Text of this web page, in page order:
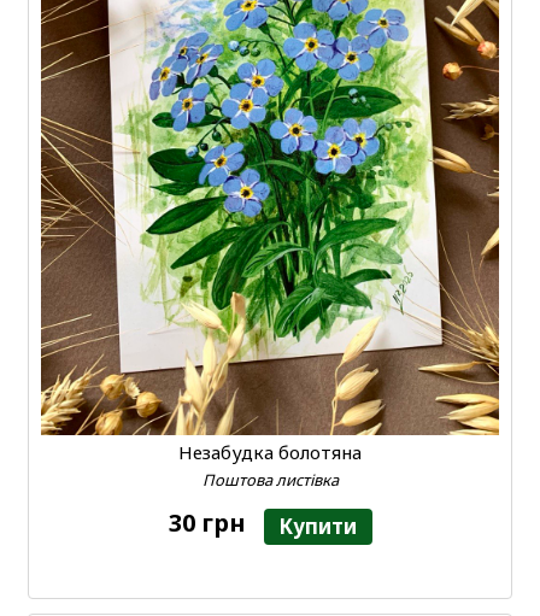
Незабудка болотяна
Поштова листівка
30 грн Купити